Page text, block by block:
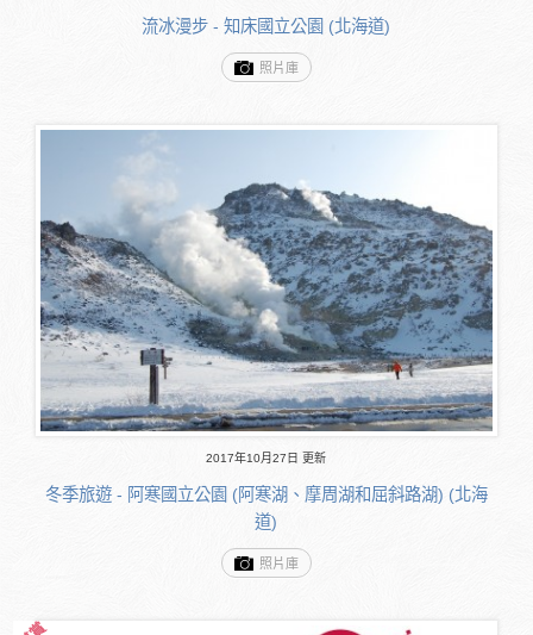
流冰漫步 - 知床國立公園 (北海道)
照片庫
2017年10月27日 更新
冬季旅遊 - 阿寒國立公園 (阿寒湖、摩周湖和屈斜路湖) (北海
道)
照片庫